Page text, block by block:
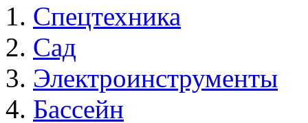
Спецтехника
Сад
Электроинструменты
Бассейн